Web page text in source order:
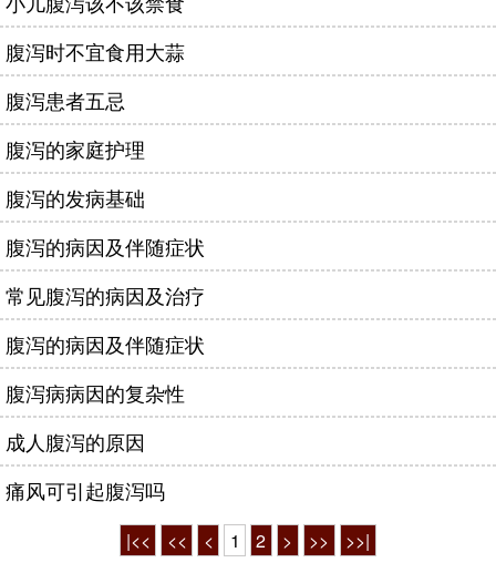
腹泻时不宜食用大蒜
腹泻患者五忌
腹泻的家庭护理
腹泻的发病基础
腹泻的病因及伴随症状
常见腹泻的病因及治疗
腹泻的病因及伴随症状
腹泻病病因的复杂性
成人腹泻的原因
痛风可引起腹泻吗
|<< << < 1 2 > >> >>|